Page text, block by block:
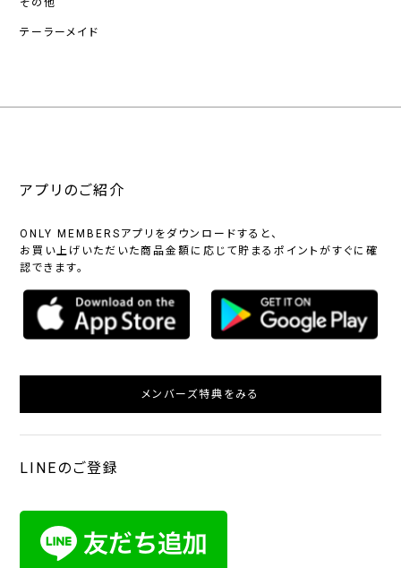
その他
テーラーメイド
アプリのご紹介
ONLY MEMBERSアプリをダウンロードすると、
お買い上げいただいた商品金額に応じて貯まるポイントがすぐに確
認できます。
メンバーズ特典をみる
LINEのご登録